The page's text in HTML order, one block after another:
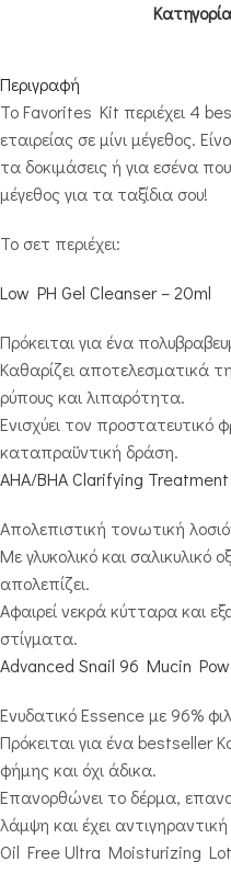
Περιγραφή
Το Favorites Kit περιέχει 4
εταιρείας σε μίνι μέγεθος.
τα δοκιμάσεις ή για εσένα
μέγεθος για τα ταξίδια σου!
Το σετ περιέχει:
Low PH Gel Cleanser – 20ml
Πρόκειται για ένα
Καθαρίζει αποτελεσματικά
ρύπους και λιπαρότητα.
Ενισχύει τον προστατευτικό
καταπραϋντική δράση.
AHA/BHA Clarifying
Απολεπιστική τονωτική
Με γλυκολικό και σαλικυλικό
απολεπίζει.
Αφαιρεί νεκρά κύτταρα και
στίγματα.
Advanced Snail 96 Mucin
Ενυδατικό Essence με 96%
Πρόκειται για ένα bestseller
φήμης και όχι άδικα.
Επανορθώνει το δέρμα,
λάμψη και έχει
Oil Free Ultra Moisturizing